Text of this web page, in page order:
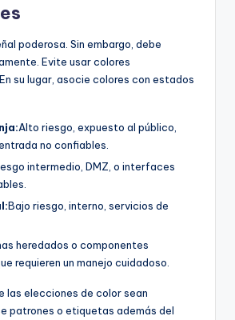
poderosa. Sin embargo, debe
Evite usar colores
su lugar, asocie colores con estados
Alto riesgo, expuesto al público,
no confiables.
intermedio, DMZ, o interfaces
Bajo riesgo, interno, servicios de
heredados o componentes
requieren un manejo cuidadoso.
las elecciones de color sean
patrones o etiquetas además del